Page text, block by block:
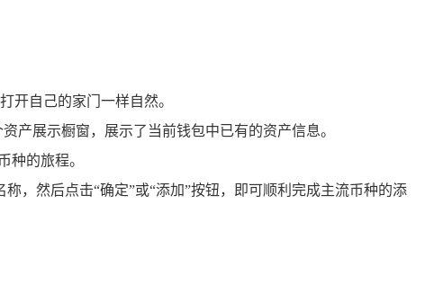
开自己的家门一样自然。
产展示橱窗，展示了当前钱包中已有的资产信息。
种的旅程。
，然后点击“确定”或“添加”按钮，即可顺利完成主流币种的添